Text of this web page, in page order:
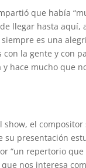
que había
llegar hasta aquí,
es una
la gente y con
y hace mucho que
show, el
su presentación
“un repertorio
nos interesa